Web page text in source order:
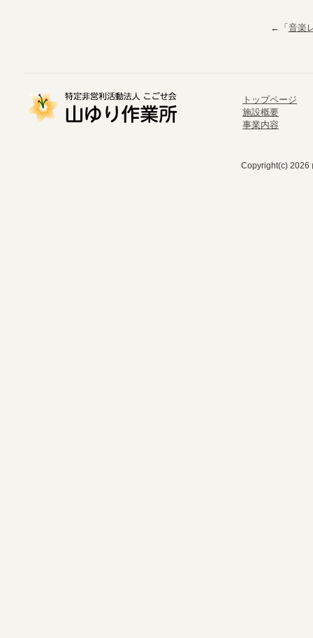
←「 音楽
トップページ
施設概要
事業内容
Copyright(c) 2026